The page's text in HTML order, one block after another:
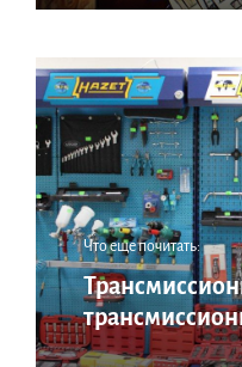
Что еще почитать: